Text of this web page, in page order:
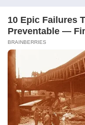
Власть, как я
сразу, не в
точного
доступ
несла все
делать.
Я пошла
чистый
спиной